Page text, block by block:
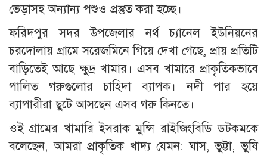
ভেড়াসহ অন্যান্য পশুও প্রস্তুত করা হচ্ছে।
ফরিদপুর সদর উপজেলার নর্থ চ্যানেল ইউনিয়নের
চরদোলায় গ্রামে সরেজমিনে গিয়ে দেখা গেছে, প্রায় প্রতিটি
বাড়িতেই আছে ক্ষুদ্র খামার। এসব খামারে প্রাকৃতিকভাবে
পালিত গরুগুলোর চাহিদা ব্যাপক। নদী পার হয়ে
ব্যাপারীরা ছুটে আসছেন এসব গরু কিনতে।
ওই গ্রামের খামারি ইসরাক মুন্সি রাইজিংবিডি ডটকমকে
বলেছেন, আমরা প্রাকৃতিক খাদ্য যেমন: ঘাস, ভুট্টা, ভুষি